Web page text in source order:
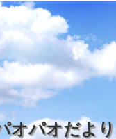
オパオだより